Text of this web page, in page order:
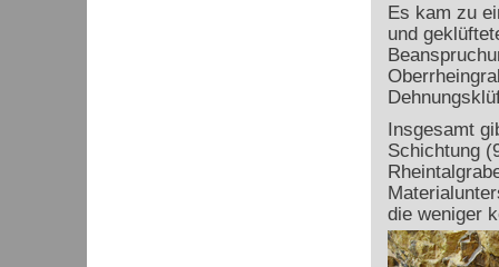
Es kam zu
und
Insgesamt
Schichtung
die weniger